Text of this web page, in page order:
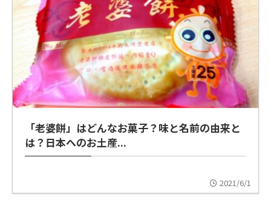
「老婆餅」はどんなお菓子？味と名前の由来と
は？日本へのお土産...
2021/6/1